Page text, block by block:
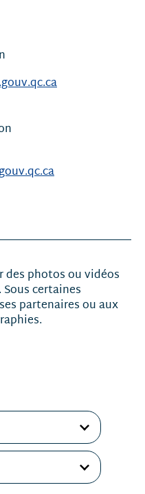
des photos ou vidéos
certaines
partenaires ou aux